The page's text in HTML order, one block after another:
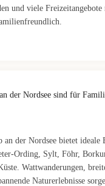
und viele Freizeitangebote
der Nordsee sind für
der Nordsee bietet ideale
Ording, Sylt, Föhr,
Wattwanderungen,
Naturerlebnisse